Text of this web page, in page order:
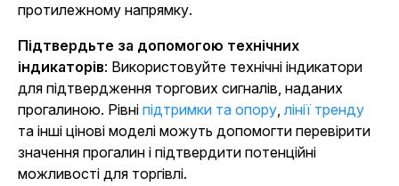
протилежному напрямку.
Підтвердьте за допомогою технічних
індикаторів: Використовуйте технічні індикатори
для підтвердження торгових сигналів, наданих
прогалиною. Рівні підтримки та опору,лінії тренду
та інші цінові моделі можуть допомогти перевірити
значення прогалин і підтвердити потенційні
можливості для торгівлі.